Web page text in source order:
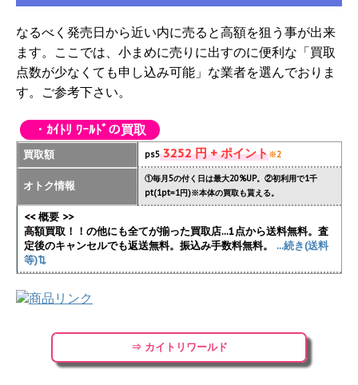
なるべく発売日から近い内に売ると高額を狙う事が出来
ます。ここでは、小まめに売りに出すのに便利な「買取
点数が少なくても申し込み可能」な業者を選んでおりま
す。ご参考下さい。
・ｶｲﾄﾘ ﾜｰﾙﾄﾞの買取
買取額 ps53252 円 + ポイント※2
オトク情報
①毎月5の付く日は最大20%UP。②初利用で1千
pt(1pt=1円)※本体の買取も貰える。
<< 概要 >>
高額買取！！の他にも全てが揃った買取店...1点から送料無料。査
定後のキャンセルでも返送無料。振込み手数料無料。
...続き(送料
等)⇅
⇒ カイトリワールド